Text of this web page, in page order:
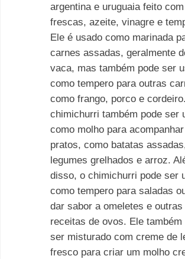
argentina e uruguaia feito
frescas, azeite, vinagre e
Ele é usado como marinada
carnes assadas, geralmente
vaca, mas também pode ser
como tempero para outras
como frango, porco e
chimichurri também pode ser
como molho para
pratos, como batatas
legumes grelhados e arroz.
disso, o chimichurri pode ser
como tempero para saladas
dar sabor a omeletes e outras
receitas de ovos. Ele também
ser misturado com creme de
fresco para criar um molho